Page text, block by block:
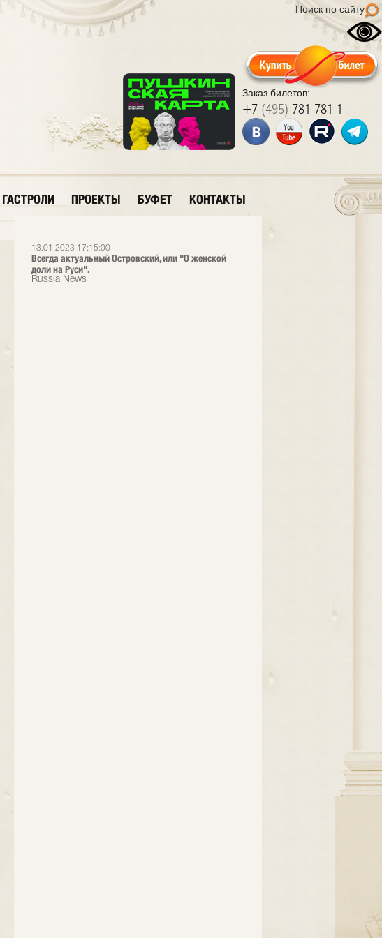
Поиск по сайту
Заказ билетов:
+7 (495) 781 781 1
ГАСТРОЛИ ПРОЕКТЫ БУФЕТ КОНТАКТЫ
13.01.2023 17:15:00
Всегда актуальный Островский, или "О женской
доли на Руси".
Russia News